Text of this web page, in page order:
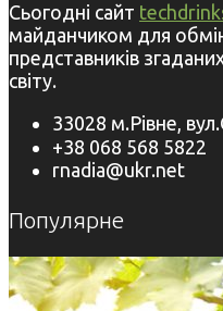
Сьогодні сайт
майданчиком для
представників
світу.
33028 м.Рівне,
+38 068 568 5822
rnadia@ukr.net
Популярне